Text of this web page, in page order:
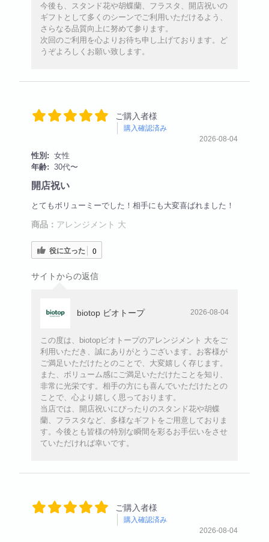
今後も、スタンド花や胡蝶蘭、フラスタ、開店祝いの
ギフトとして多くのシーンでご利用いただけるよう、
さらなる品質向上に努めて参ります。
次回のご利用を心よりお待ち申し上げております。ど
うぞよろしくお願い致します。
ご購入者様
購入確認済み
2026-08-04
性別: 女性
年齢: 30代〜
開店祝い
とてもボリューミーでした！相手にも大変喜ばれました！
商品： アレンジメント 大
役に立った 0
サイトからの返信
biotop ビオトープ 2026-08-04
この度は、biotopビオトープのアレンジメント 大をご
利用いただき、誠にありがとうございます。お客様が
ご満足いただけたとのことで、大変嬉しく存じます。
また、ボリューム感にご満足いただけたことを知り、
非常に光栄です。相手の方にも喜んでいただけたとの
ことで、心より嬉しく思っております。
当店では、開店祝いにぴったりのスタンド花や胡蝶
蘭、フラスタなど、多様なギフトをご用意しておりま
す。今後とも皆様の特別な瞬間を彩るお手伝いをさせ
ていただければ幸いです。
ご購入者様
購入確認済み
2026-08-04